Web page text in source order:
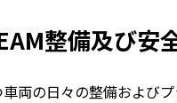
整備及び安
両の日々の整備および